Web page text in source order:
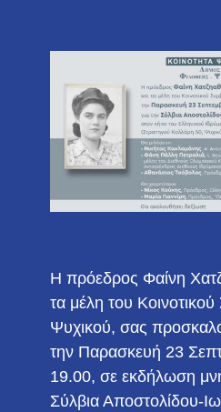
Η πρόεδρος Φαίνη
τα μέλη του
Ψυχικού, σας
την Παρασκευή 23
19.00, σε εκδήλωση
Σύλβια Αποστολίδου-